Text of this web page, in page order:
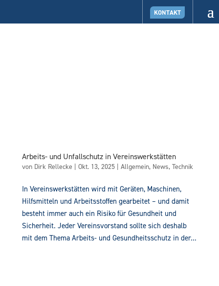
KONTAKT
Arbeits- und Unfallschutz in Vereinswerkstätten
von Dirk Rellecke | Okt. 13, 2025| Allgemein, News, Technik
In Vereinswerkstätten wird mit Geräten, Maschinen,
Hilfsmitteln und Arbeitsstoffen gearbeitet – und damit
besteht immer auch ein Risiko für Gesundheit und
Sicherheit. Jeder Vereinsvorstand sollte sich deshalb
mit dem Thema Arbeits- und Gesundheitsschutz in der...